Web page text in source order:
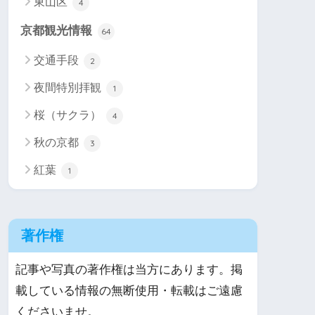
4
京都観光情報 64
交通手段 2
夜間特別拝観 1
桜（サクラ） 4
秋の京都 3
紅葉 1
著作権
記事や写真の著作権は当方にあります。掲
載している情報の無断使用・転載はご遠慮
くださいませ。